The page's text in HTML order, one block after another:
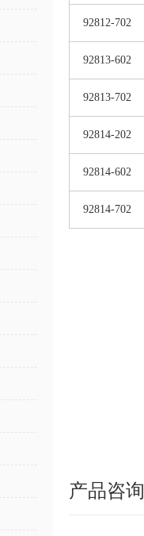
92812-702
92813-602
92813-702
92814-202
92814-602
92814-702
产品咨询